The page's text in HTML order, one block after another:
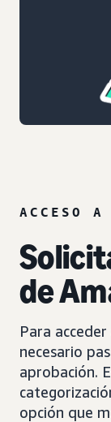
ACCESO
de
Para
necesario
aprobación.
opción que